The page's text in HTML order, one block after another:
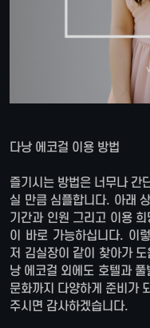
다낭 에코걸 이용 방법
즐기시는 방법은 너무나 간
실 만큼 심플합니다. 아래
기간과 인원 그리고 이용
이 바로 가능하십니다. 이
저 김실장이 같이 찾아가
낭 에코걸 외에도 호텔과
문화까지 다양하게 준비가
주시면 감사하겠습니다.